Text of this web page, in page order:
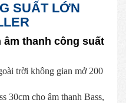
SUẤT LỚN
âm thanh công suất
trời không gian mở 200
30cm cho âm thanh Bass,